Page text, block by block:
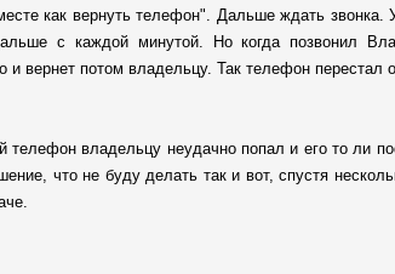
как вернуть телефон". Дальше ждать звонка.
с каждой минутой. Но когда позвонил
и вернет потом владельцу. Так телефон перестал
телефон владельцу неудачно попал и его то ли
что не буду делать так и вот, спустя